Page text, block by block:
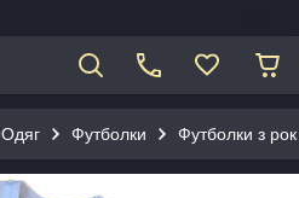
Одяг Футболки Футболки з